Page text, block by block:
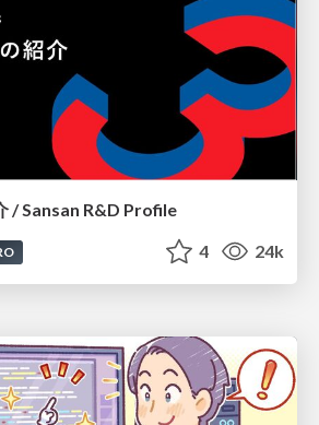
/ Sansan R&D Profile
4 24k